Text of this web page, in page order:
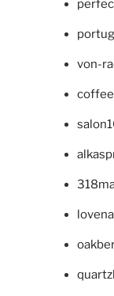
von-